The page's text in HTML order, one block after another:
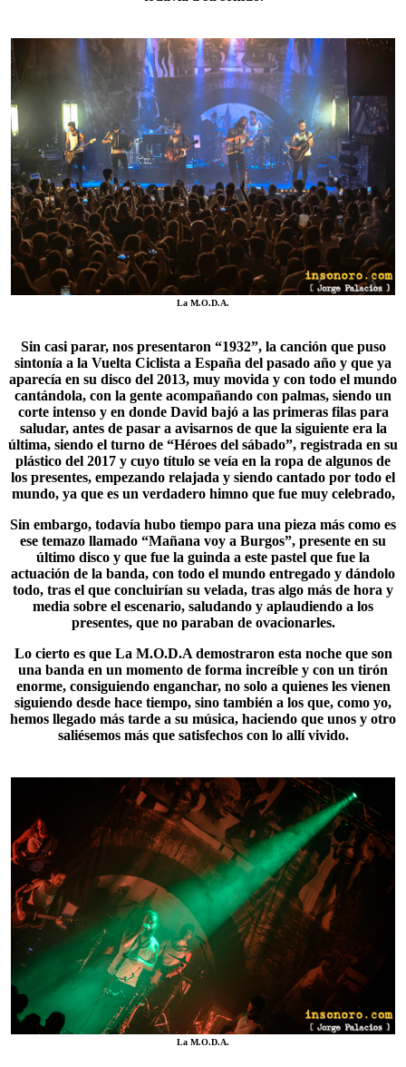
La M.O.D.A.
Sin casi parar, nos presentaron “1932”, la canción que puso
sintonía a la Vuelta Ciclista a España del pasado año y que ya
aparecía en su disco del 2013, muy movida y con todo el mundo
cantándola, con la gente acompañando con palmas, siendo un
corte intenso y en donde David bajó a las primeras filas para
saludar, antes de pasar a avisarnos de que la siguiente era la
última, siendo el turno de “Héroes del sábado”, registrada en su
plástico del 2017 y cuyo título se veía en la ropa de algunos de
los presentes, empezando relajada y siendo cantado por todo el
mundo, ya que es un verdadero himno que fue muy celebrado,
Sin embargo, todavía hubo tiempo para una pieza más como es
ese temazo llamado “Mañana voy a Burgos”, presente en su
último disco y que fue la guinda a este pastel que fue la
actuación de la banda, con todo el mundo entregado y dándolo
todo, tras el que concluirían su velada, tras algo más de hora y
media sobre el escenario, saludando y aplaudiendo a los
presentes, que no paraban de ovacionarles.
Lo cierto es que La M.O.D.Ademostraron esta noche que son
una banda en un momento de forma increíble y con un tirón
enorme, consiguiendo enganchar, no solo a quienes les vienen
siguiendo desde hace tiempo, sino también a los que, como yo,
hemos llegado más tarde a su música, haciendo que unos y otro
saliésemos más que satisfechos con lo allí vivido.
La M.O.D.A.